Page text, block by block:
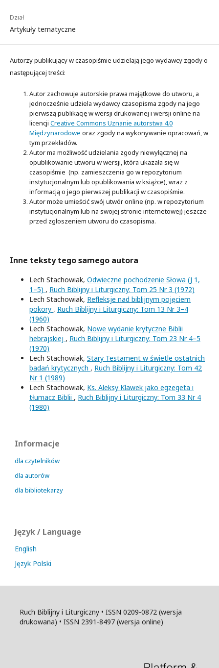
Dział
Artykuły tematyczne
Autorzy publikujący w czasopiśmie udzielają jego wydawcy zgody o
następującej treści:
Autor zachowuje autorskie prawa majątkowe do utworu, a
jednocześnie udziela wydawcy czasopisma zgody na jego
pierwszą publikację w wersji drukowanej i wersji online na
licencji Creative Commons Uznanie autorstwa 4.0
Międzynarodowe oraz zgody na wykonywanie opracowań, w
tym przekładów.
Autor ma możliwość udzielania zgody niewyłącznej na
opublikowanie utworu w wersji, która ukazała się w
czasopiśmie (np. zamieszczenia go w repozytorium
instytucjonalnym lub opublikowania w książce), wraz z
informacją o jego pierwszej publikacji w czasopiśmie.
Autor może umieścić swój utwór online (np. w repozytorium
instytucjonalnym lub na swojej stronie internetowej) jeszcze
przed zgłoszeniem utworu do czasopisma.
Inne teksty tego samego autora
Lech Stachowiak, Odwieczne pochodzenie Słowa (J 1,
1–5) , Ruch Biblijny i Liturgiczny: Tom 25 Nr 3 (1972)
Lech Stachowiak, Refleksje nad biblijnym pojęciem
pokory , Ruch Biblijny i Liturgiczny: Tom 13 Nr 3–4
(1960)
Lech Stachowiak, Nowe wydanie krytyczne Biblii
hebrajskiej , Ruch Biblijny i Liturgiczny: Tom 23 Nr 4–5
(1970)
Lech Stachowiak, Stary Testament w świetle ostatnich
badań krytycznych , Ruch Biblijny i Liturgiczny: Tom 42
Nr 1 (1989)
Lech Stachowiak, Ks. Aleksy Klawek jako egzegeta i
tłumacz Biblii , Ruch Biblijny i Liturgiczny: Tom 33 Nr 4
(1980)
Informacje
dla czytelników
dla autorów
dla bibliotekarzy
Język / Language
English
Język Polski
Ruch Biblijny i Liturgiczny • ISSN 0209-0872 (wersja
drukowana) • ISSN 2391-8497 (wersja online)